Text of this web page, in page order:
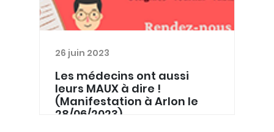
26 juin 2023
Les médecins ont aussi
leurs MAUX à dire !
(Manifestation à Arlon le
28/06/2023)